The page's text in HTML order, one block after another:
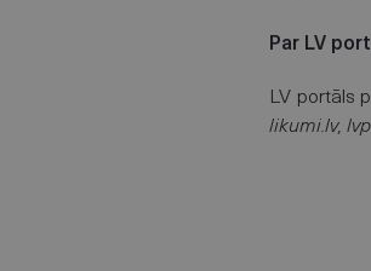
Par LV
LV portāls
likumi.lv,